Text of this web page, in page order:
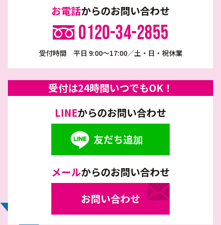
お電話からのお問い合わせ
0120-34-2855
受付時間 平日 9:00～17:00／土・日・祝休業
受付は24時間いつでもOK！
LINEからのお問い合わせ
友だち追加
メールからのお問い合わせ
お問い合わせ